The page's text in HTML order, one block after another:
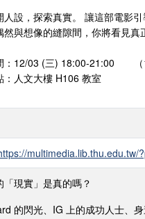
人設，探索真實。 讓這部電影
然與想像的縫隙間，你將看見真
：12/03 (三) 18:00-21:00 （
：人文大樓 H106 教室
multimedia.lib.thu.edu.tw/
「現實」是真的嗎？
的閃光、IG 上的成功人士、